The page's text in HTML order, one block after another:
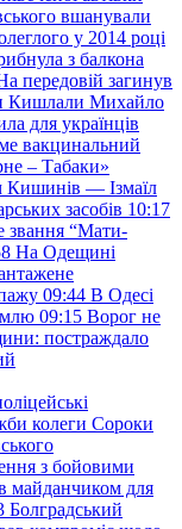
вшанували
у 2014 році
з балкона
передовій загинув
Кишлали Михайло
для українців
вакцинальний
– Табаки»
Кишинів — Ізмаїл
засобів 10:17
звання “Мати-
На Одещині
09:44 В Одесі
09:15 Ворог не
постраждало
колеги Сороки
з бойовими
майданчиком для
Болградський